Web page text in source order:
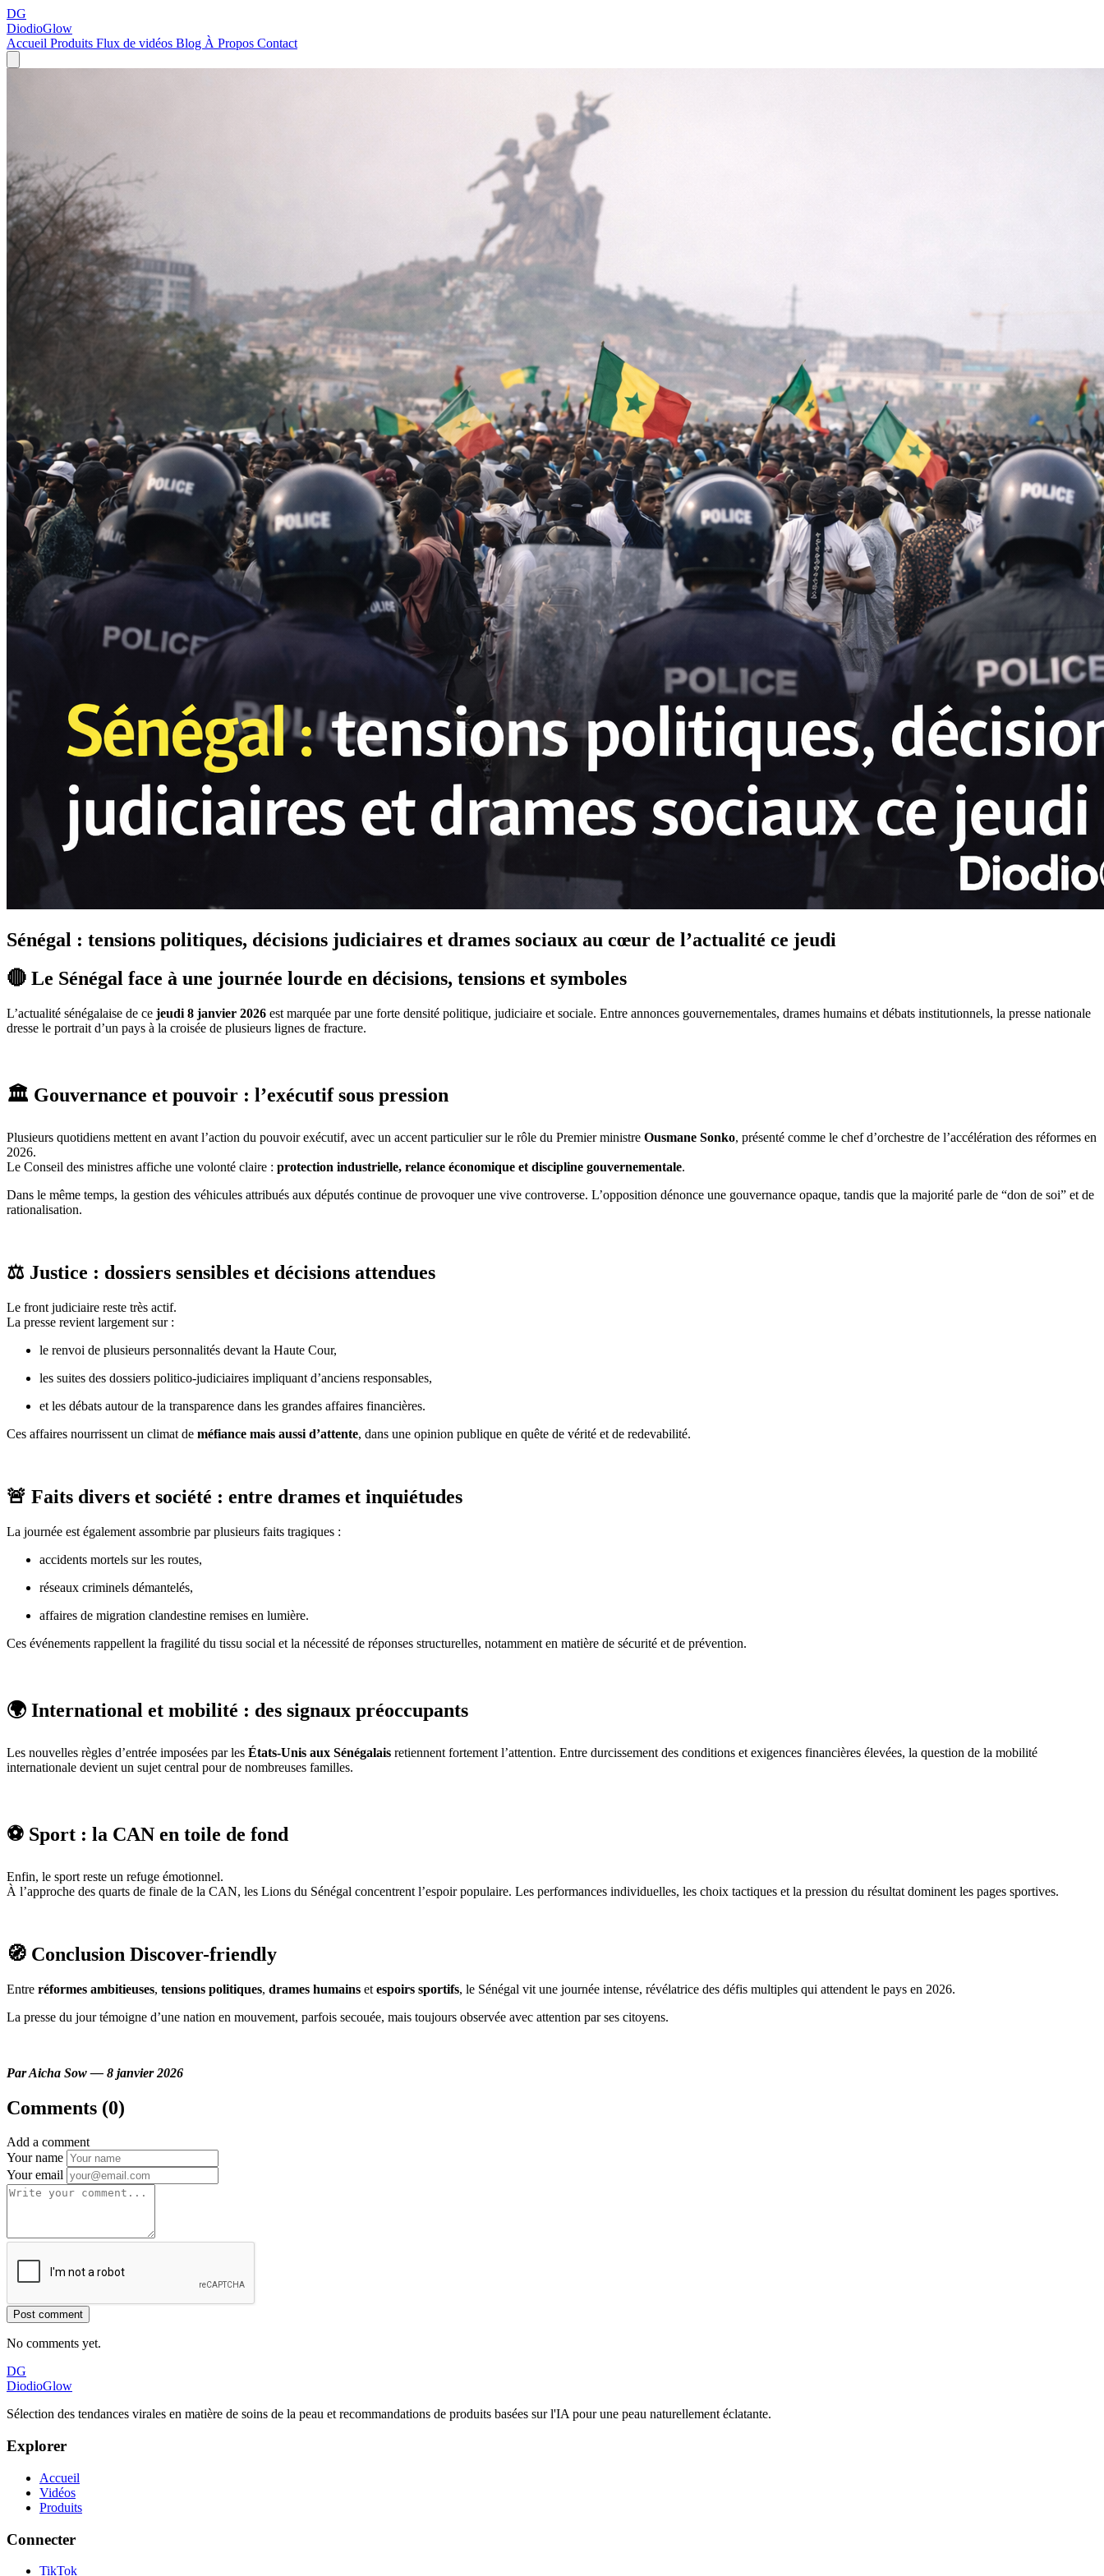
DG
DiodioGlow
Accueil Produits Flux de vidéos Blog À Propos Contact
Sénégal : tensions politiques, décisions judiciaires et drames sociaux au cœur de l’actualité ce jeudi
🔴 Le Sénégal face à une journée lourde en décisions, tensions et symboles
L’actualité sénégalaise de ce jeudi 8 janvier 2026 est marquée par une forte densité politique, judiciaire et sociale. Entre annonces gouvernementales, drames humains et débats institutionnels, la presse nationale
dresse le portrait d’un pays à la croisée de plusieurs lignes de fracture.
🏛️ Gouvernance et pouvoir : l’exécutif sous pression
Plusieurs quotidiens mettent en avant l’action du pouvoir exécutif, avec un accent particulier sur le rôle du Premier ministre Ousmane Sonko, présenté comme le chef d’orchestre de l’accélération des réformes en
2026.
Le Conseil des ministres affiche une volonté claire : protection industrielle, relance économique et discipline gouvernementale.
Dans le même temps, la gestion des véhicules attribués aux députés continue de provoquer une vive controverse. L’opposition dénonce une gouvernance opaque, tandis que la majorité parle de “don de soi” et de
rationalisation.
⚖️ Justice : dossiers sensibles et décisions attendues
Le front judiciaire reste très actif.
La presse revient largement sur :
le renvoi de plusieurs personnalités devant la Haute Cour,
les suites des dossiers politico-judiciaires impliquant d’anciens responsables,
et les débats autour de la transparence dans les grandes affaires financières.
Ces affaires nourrissent un climat de méfiance mais aussi d’attente, dans une opinion publique en quête de vérité et de redevabilité.
🚨 Faits divers et société : entre drames et inquiétudes
La journée est également assombrie par plusieurs faits tragiques :
accidents mortels sur les routes,
réseaux criminels démantelés,
affaires de migration clandestine remises en lumière.
Ces événements rappellent la fragilité du tissu social et la nécessité de réponses structurelles, notamment en matière de sécurité et de prévention.
🌍 International et mobilité : des signaux préoccupants
Les nouvelles règles d’entrée imposées par les États-Unis aux Sénégalais retiennent fortement l’attention. Entre durcissement des conditions et exigences financières élevées, la question de la mobilité
internationale devient un sujet central pour de nombreuses familles.
⚽ Sport : la CAN en toile de fond
Enfin, le sport reste un refuge émotionnel.
À l’approche des quarts de finale de la CAN, les Lions du Sénégal concentrent l’espoir populaire. Les performances individuelles, les choix tactiques et la pression du résultat dominent les pages sportives.
🧭 Conclusion Discover-friendly
Entre réformes ambitieuses, tensions politiques, drames humains et espoirs sportifs, le Sénégal vit une journée intense, révélatrice des défis multiples qui attendent le pays en 2026.
La presse du jour témoigne d’une nation en mouvement, parfois secouée, mais toujours observée avec attention par ses citoyens.
Par Aicha Sow — 8 janvier 2026
Comments (0)
Add a comment
Your name
Your email
Post comment
No comments yet.
DG
DiodioGlow
Sélection des tendances virales en matière de soins de la peau et recommandations de produits basées sur l'IA pour une peau naturellement éclatante.
Explorer
Accueil
Vidéos
Produits
Connecter
TikTok